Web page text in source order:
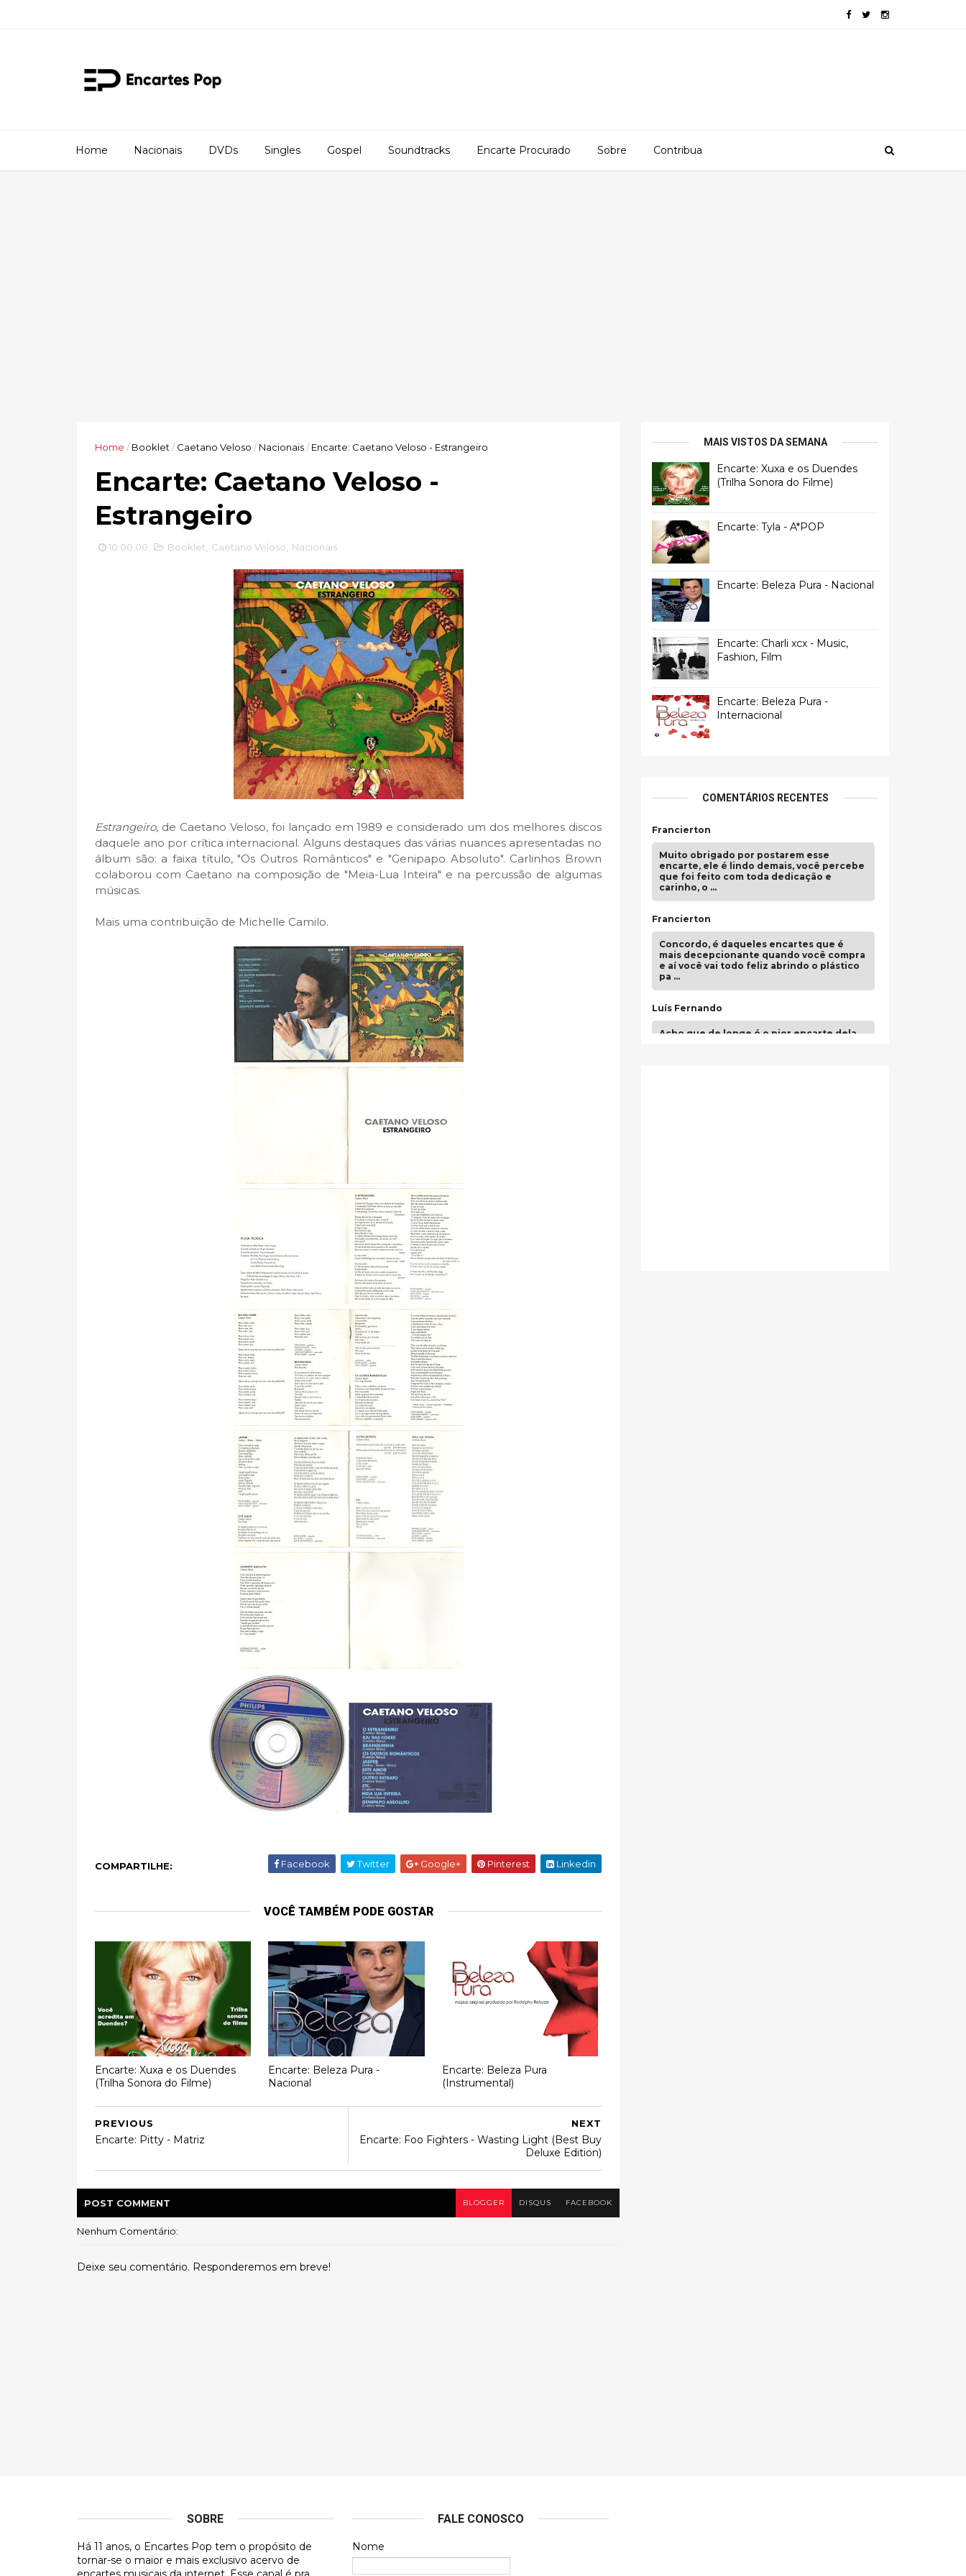
Home Nacionais DVDs Singles Gospel Soundtracks Encarte Procurado Sobre Contribua
Home / Booklet / Caetano Veloso / Nacionais/ Encarte: Caetano Veloso - Estrangeiro
Encarte: Caetano Veloso -
Estrangeiro
10:00:00 Booklet Caetano Veloso Nacionais
Estrangeiro, de Caetano Veloso, foi lançado em 1989 e considerado um dos melhores discos
daquele ano por crítica internacional. Alguns destaques das várias nuances apresentadas no
álbum são: a faixa título, "Os Outros Românticos" e "Genipapo Absoluto". Carlinhos Brown
colaborou com Caetano na composição de "Meia-Lua Inteira" e na percussão de algumas
músicas.
Mais uma contribuição de Michelle Camilo.
COMPARTILHE: Facebook Twitter Google+ Pinterest Linkedin
VOCÊ TAMBÉM PODE GOSTAR
Encarte: Xuxa e os Duendes
(Trilha Sonora do Filme)
Encarte: Beleza Pura -
Nacional
Encarte: Beleza Pura
(Instrumental)
NEXT
Encarte: Foo Fighters ‎- Wasting Light (Best Buy
Deluxe Edition)
PREVIOUS
Encarte: Pitty - Matriz
POST COMMENT BLOGGER DISQUS FACEBOOK
Nenhum Comentário:
Deixe seu comentário. Responderemos em breve!
MAIS VISTOS DA SEMANA
Encarte: Xuxa e os Duendes
(Trilha Sonora do Filme)
Encarte: Tyla - A*POP
Encarte: Beleza Pura - Nacional
Encarte: Charli xcx - Music,
Fashion, Film
Encarte: Beleza Pura -
Internacional
COMENTÁRIOS RECENTES
Francierton
Muito obrigado por postarem esse
encarte, ele é lindo demais, você percebe
que foi feito com toda dedicação e
carinho, o …
Francierton
Concordo, é daqueles encartes que é
mais decepcionante quando você compra
e aí você vai todo feliz abrindo o plástico
pa …
Luís Fernando
Acho que de longe é o pior encarte dela.
SOBRE
Há 11 anos, o Encartes Pop tem o propósito de
tornar-se o maior e mais exclusivo acervo de
FALE CONOSCO
Nome